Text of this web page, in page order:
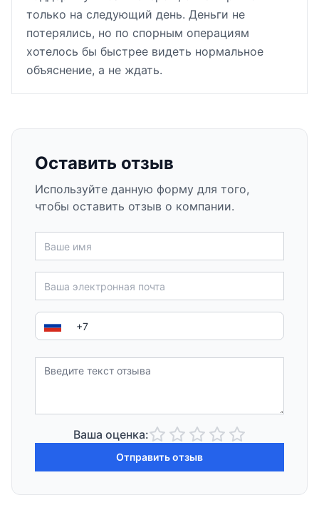
только на следующий день. Деньги не
потерялись, но по спорным операциям
хотелось бы быстрее видеть нормальное
объяснение, а не ждать.
Оставить отзыв
Используйте данную форму для того,
чтобы оставить отзыв о компании.
Ваша оценка:
Отправить отзыв